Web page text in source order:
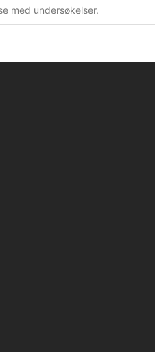
med undersøkelser.